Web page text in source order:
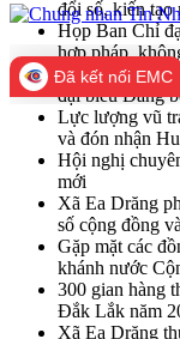
đổi số, kiến tạo
Họp Ban Chỉ
hợp pháp,
Đại hội Đảng
đại biểu Đảng
Lực lượng vũ
và đón nhận
Hội nghị
mới
Xã Ea Drăng
số cộng đồng
Gặp mặt các
khánh nước
300 gian hàng
Đắk Lắk năm
Xã Ea Drăng
Đã kết nối EMC